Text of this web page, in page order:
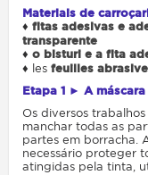
Materiais de
♦ fitas adesivas e
transparente
♦ o bisturi e a fita
♦ les feuilles
Etapa 1 ► A
Os diversos
manchar todas as
partes em borracha.
necessário proteger
atingidas pela tinta,